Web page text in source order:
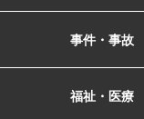
事件・事故
福祉・医療